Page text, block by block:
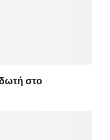
στο